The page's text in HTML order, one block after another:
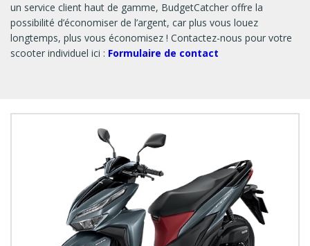
un service client haut de gamme, BudgetCatcher offre la
possibilité d’économiser de l’argent, car plus vous louez
longtemps, plus vous économisez ! Contactez-nous pour votre
scooter individuel ici : Formulaire de contact